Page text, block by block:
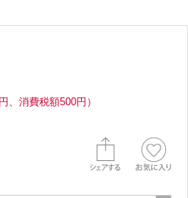
、消費税額500円）